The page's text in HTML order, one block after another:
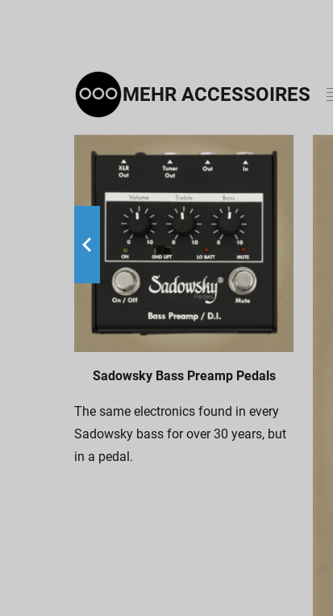
MEHR ACCESSOIRES
Sadowsky Bass Preamp Pedals
The same electronics found in every
Sadowsky bass for over 30 years, but
in a pedal.